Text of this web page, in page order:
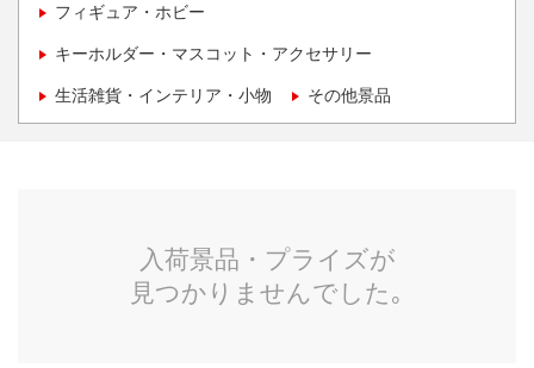
フィギュア・ホビー
キーホルダー・マスコット・アクセサリー
生活雑貨・インテリア・小物 その他景品